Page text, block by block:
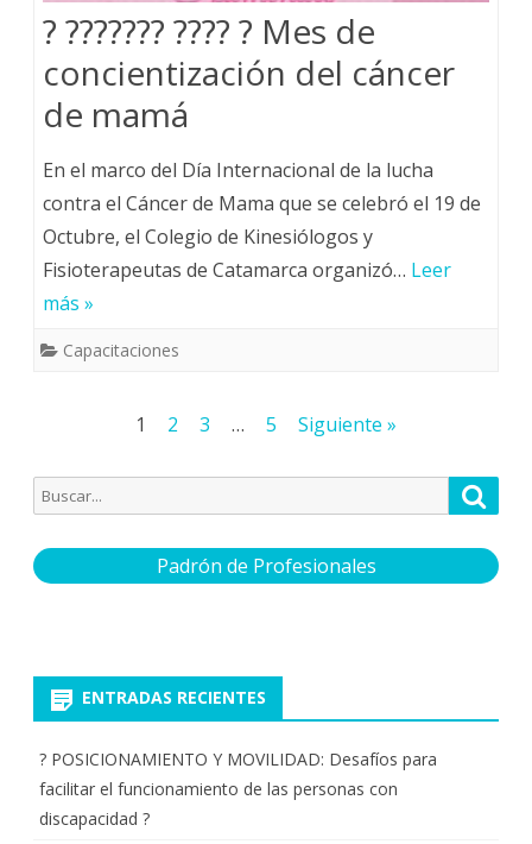
? ??????? ???? ? Mes de
concientización del cáncer
de mamá
En el marco del Día Internacional de la lucha
contra el Cáncer de Mama que se celebró el 19 de
Octubre, el Colegio de Kinesiólogos y
Fisioterapeutas de Catamarca organizó… Leer
más »
Capacitaciones
entradas
1 2 3 … 5 Siguiente »
Buscar
por:
Padrón de Profesionales
ENTRADAS RECIENTES
? POSICIONAMIENTO Y MOVILIDAD: Desafíos para
facilitar el funcionamiento de las personas con
discapacidad ?